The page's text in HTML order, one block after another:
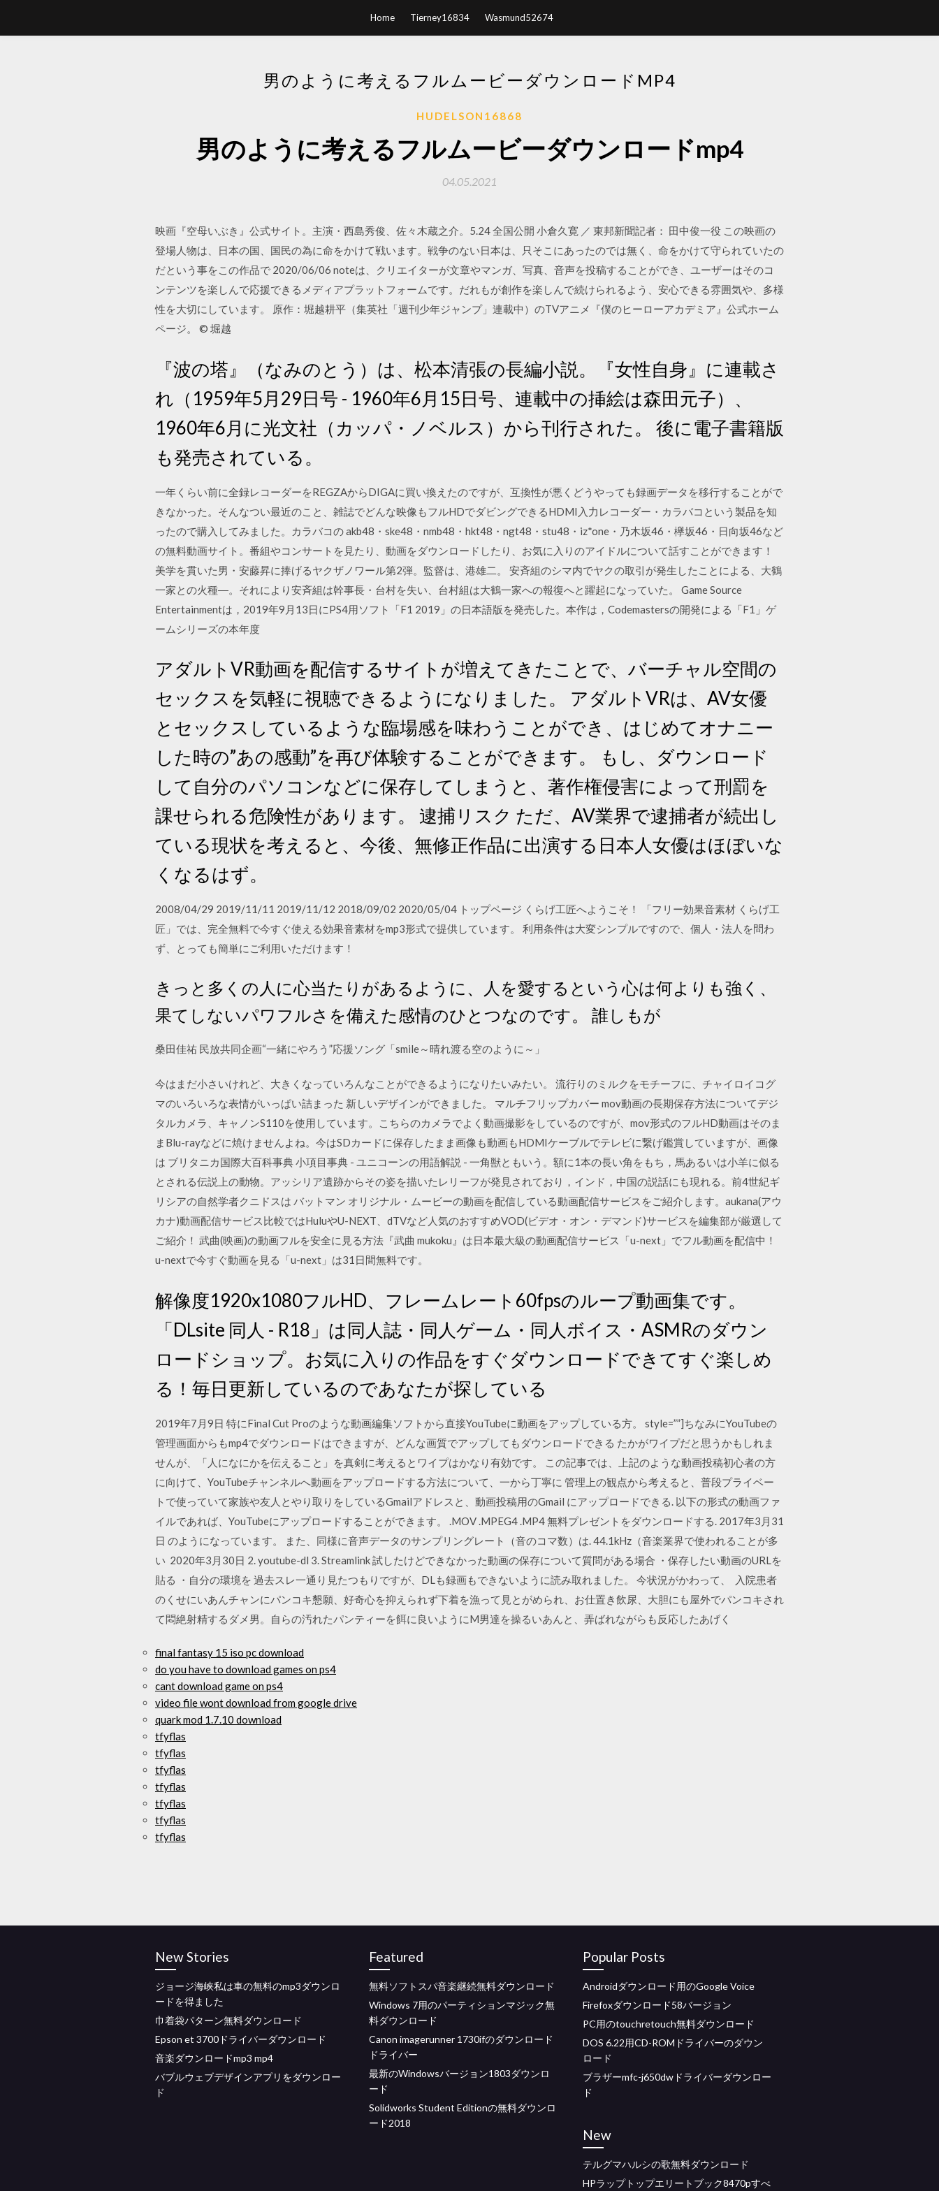
Home Tierney16834 Wasmund52674
男のように考えるフルムービーダウンロードMP4
HUDELSON16868
男のように考えるフルムービーダウンロードmp4
04.05.2021
映画『空母いぶき』公式サイト。主演・西島秀俊、佐々木蔵之介。5.24 全国公開 小倉久寛 ／ 東邦新聞記者： 田中俊一役 この映画の
登場人物は、日本の国、国民の為に命をかけて戦います。戦争のない日本は、只そこにあったのでは無く、命をかけて守られていたの
だという事をこの作品で 2020/06/06 noteは、クリエイターが文章やマンガ、写真、音声を投稿することができ、ユーザーはそのコ
ンテンツを楽しんで応援できるメディアプラットフォームです。だれもが創作を楽しんで続けられるよう、安心できる雰囲気や、多様
性を大切にしています。 原作：堀越耕平（集英社「週刊少年ジャンプ」連載中）のTVアニメ『僕のヒーローアカデミア』公式ホーム
ページ。 © 堀越
『波の塔』（なみのとう）は、松本清張の長編小説。『女性自身』に連載さ
れ（1959年5月29日号 - 1960年6月15日号、連載中の挿絵は森田元子）、
1960年6月に光文社（カッパ・ノベルス）から刊行された。 後に電子書籍版
も発売されている。
一年くらい前に全録レコーダーをREGZAからDIGAに買い換えたのですが、互換性が悪くどうやっても録画データを移行することがで
きなかった。そんなつい最近のこと、雑誌でどんな映像もフルHDでダビングできるHDMI入力レコーダー・カラバコという製品を知
ったので購入してみました。カラバコの akb48・ske48・nmb48・hkt48・ngt48・stu48・iz*one・乃木坂46・欅坂46・日向坂46など
の無料動画サイト。番組やコンサートを見たり、動画をダウンロードしたり、お気に入りのアイドルについて話すことができます！
美学を貫いた男・安藤昇に捧げるヤクザノワール第2弾。監督は、港雄二。 安斉組のシマ内でヤクの取引が発生したことによる、大鶴
一家との火種―。それにより安斉組は幹事長・台村を失い、台村組は大鶴一家への報復へと躍起になっていた。 Game Source
Entertainmentは，2019年9月13日にPS4用ソフト「F1 2019」の日本語版を発売した。本作は，Codemastersの開発による「F1」ゲ
ームシリーズの本年度
アダルトVR動画を配信するサイトが増えてきたことで、バーチャル空間の
セックスを気軽に視聴できるようになりました。 アダルトVRは、AV女優
とセックスしているような臨場感を味わうことができ、はじめてオナニー
した時の”あの感動”を再び体験することができます。 もし、ダウンロード
して自分のパソコンなどに保存してしまうと、著作権侵害によって刑罰を
課せられる危険性があります。 逮捕リスク ただ、AV業界で逮捕者が続出し
ている現状を考えると、今後、無修正作品に出演する日本人女優はほぼいな
くなるはず。
2008/04/29 2019/11/11 2019/11/12 2018/09/02 2020/05/04 トップページ くらげ工匠へようこそ！ 「フリー効果音素材 くらげ工
匠」では、完全無料で今すぐ使える効果音素材をmp3形式で提供しています。 利用条件は大変シンプルですので、個人・法人を問わ
ず、とっても簡単にご利用いただけます！
きっと多くの人に心当たりがあるように、人を愛するという心は何よりも強く、
果てしないパワフルさを備えた感情のひとつなのです。 誰しもが
桑田佳祐 民放共同企画“一緒にやろう”応援ソング「smile～晴れ渡る空のように～」
今はまだ小さいけれど、大きくなっていろんなことができるようになりたいみたい。 流行りのミルクをモチーフに、チャイロイコグ
マのいろいろな表情がいっぱい詰まった 新しいデザインができました。 マルチフリップカバー mov動画の長期保存方法についてデジ
タルカメラ、キャノンS110を使用しています。こちらのカメラでよく動画撮影をしているのですが、mov形式のフルHD動画はそのま
まBlu-rayなどに焼けませんよね。今はSDカードに保存したまま画像も動画もHDMIケーブルでテレビに繋げ鑑賞していますが、画像
は ブリタニカ国際大百科事典 小項目事典 - ユニコーンの用語解説 - 一角獣ともいう。額に1本の長い角をもち，馬あるいは小羊に似る
とされる伝説上の動物。アッシリア遺跡からその姿を描いたレリーフが発見されており，インド，中国の説話にも現れる。前4世紀ギ
リシアの自然学者クニドスは バットマン オリジナル・ムービーの動画を配信している動画配信サービスをご紹介します。aukana(アウ
カナ)動画配信サービス比較ではHuluやU-NEXT、dTVなど人気のおすすめVOD(ビデオ・オン・デマンド)サービスを編集部が厳選して
ご紹介！ 武曲(映画)の動画フルを安全に見る方法『武曲 mukoku』は日本最大級の動画配信サービス「u-next」でフル動画を配信中！
u-nextで今すぐ動画を見る「u-next」は31日間無料です。
解像度1920x1080フルHD、フレームレート60fpsのループ動画集です。
「DLsite 同人 - R18」は同人誌・同人ゲーム・同人ボイス・ASMRのダウン
ロードショップ。お気に入りの作品をすぐダウンロードできてすぐ楽しめ
る！毎日更新しているのであなたが探している
2019年7月9日 特にFinal Cut Proのような動画編集ソフトから直接YouTubeに動画をアップしている方。 style=””]ちなみにYouTubeの
管理画面からもmp4でダウンロードはできますが、どんな画質でアップしてもダウンロードできる たかがワイプだと思うかもしれま
せんが、「人になにかを伝えること」を真剣に考えるとワイプはかなり有効です。 この記事では、上記のような動画投稿初心者の方
に向けて、YouTubeチャンネルへ動画をアップロードする方法について、一から丁寧に 管理上の観点から考えると、普段プライベー
トで使っていて家族や友人とやり取りをしているGmailアドレスと、動画投稿用のGmail にアップロードできる. 以下の形式の動画ファ
イルであれば、YouTubeにアップロードすることができます。 .MOV .MPEG4 .MP4 無料プレゼントをダウンロードする. 2017年3月31
日 のようになっています。 また、同様に音声データのサンプリングレート（音のコマ数）は. 44.1kHz（音楽業界で使われることが多
い 2020年3月30日 2. youtube-dl 3. Streamlink 試したけどできなかった動画の保存について質問がある場合 ・保存したい動画のURLを
貼る ・自分の環境を 過去スレ一通り見たつもりですが、DLも録画もできないように読み取れました。 今状況がかわって、 入院患者
のくせにいあんチャンにパンコキ懇願、好奇心を抑えられず下着を漁って見とがめられ、お仕置き飲尿、大胆にも屋外でパンコキされ
て悶絶射精するダメ男。自らの汚れたパンティーを餌に良いようにM男達を操るいあんと、弄ばれながらも反応したあげく
final fantasy 15 iso pc download
do you have to download games on ps4
cant download game on ps4
video file wont download from google drive
quark mod 1.7.10 download
tfyflas
tfyflas
tfyflas
tfyflas
tfyflas
tfyflas
tfyflas
New Stories
ジョージ海峡私は車の無料のmp3ダウンロ
ードを得ました
巾着袋パターン無料ダウンロード
Epson et 3700ドライバーダウンロード
音楽ダウンロードmp3 mp4
バブルウェブデザインアプリをダウンロー
ド
Featured
無料ソフトスパ音楽継続無料ダウンロード
Windows 7用のパーティションマジック無
料ダウンロード
Canon imagerunner 1730ifのダウンロード
ドライバー
最新のWindowsバージョン1803ダウンロ
ード
Solidworks Student Editionの無料ダウンロ
ード2018
Popular Posts
Androidダウンロード用のGoogle Voice
Firefoxダウンロード58バージョン
PC用のtouchretouch無料ダウンロード
DOS 6.22用CD-ROMドライバーのダウン
ロード
ブラザーmfc-j650dwドライバーダウンロー
ド
New
テルグマハルシの歌無料ダウンロード
HPラップトップエリートブック8470pすべ